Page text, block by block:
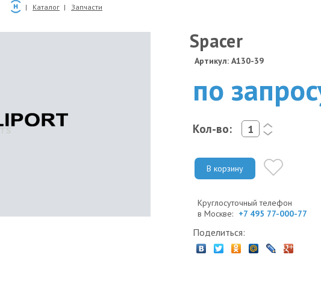
Каталог Запчасти
Spacer
Артикул: A130-39
по
Кол-во:
<
>
В корзину
Круглосуточный телефон
в Москве: +7 495 77-000-77
Поделиться: